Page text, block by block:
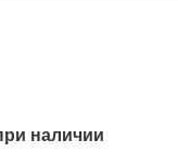
наличии